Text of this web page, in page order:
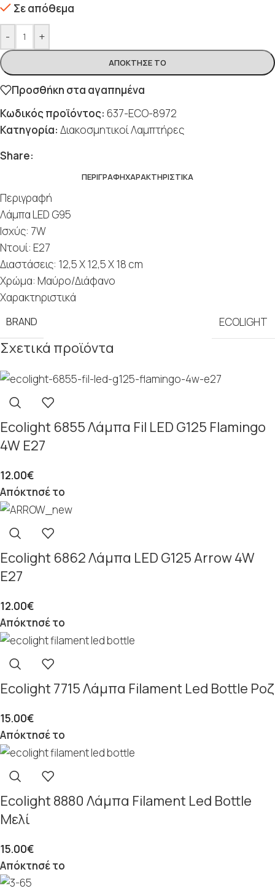
Σε απόθεμα
- +
ΑΠΌΚΤΗΣΈ ΤΟ
Προσθήκη στα αγαπημένα
Κωδικός προϊόντος: 637-ECO-8972
Κατηγορία: Διακοσμητικοί Λαμπτήρες
Share:
ΠΕΡΙΓΡΑΦΉΧΑΡΑΚΤΗΡΙΣΤΙΚΆ
Περιγραφή
Λάμπα LED G95
Ισχύς: 7W
Nτουί: E27
Διαστάσεις: 12,5 X 12,5 X 18 cm
Χρώμα: Μαύρο/Διάφανο
Χαρακτηριστικά
BRAND ECOLIGHT
Σχετικά προϊόντα
Ecolight 6855 Λάμπα Fil LED G125 Flamingo
4W E27
12.00€
Απόκτησέ το
Ecolight 6862 Λάμπα LED G125 Arrow 4W
E27
12.00€
Απόκτησέ το
Ecolight 7715 Λάμπα Filament Led Bottle Ροζ
15.00€
Απόκτησέ το
Ecolight 8880 Λάμπα Filament Led Bottle
Μελί
15.00€
Απόκτησέ το